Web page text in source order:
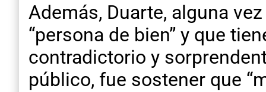
Además, Duarte, alguna
“persona de bien” y que
contradictorio y
público, fue sostener que